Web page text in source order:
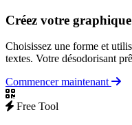
Créez votre
Choisissez une forme et
textes. Votre désodorisant
Commencer maintenant
Free Tool